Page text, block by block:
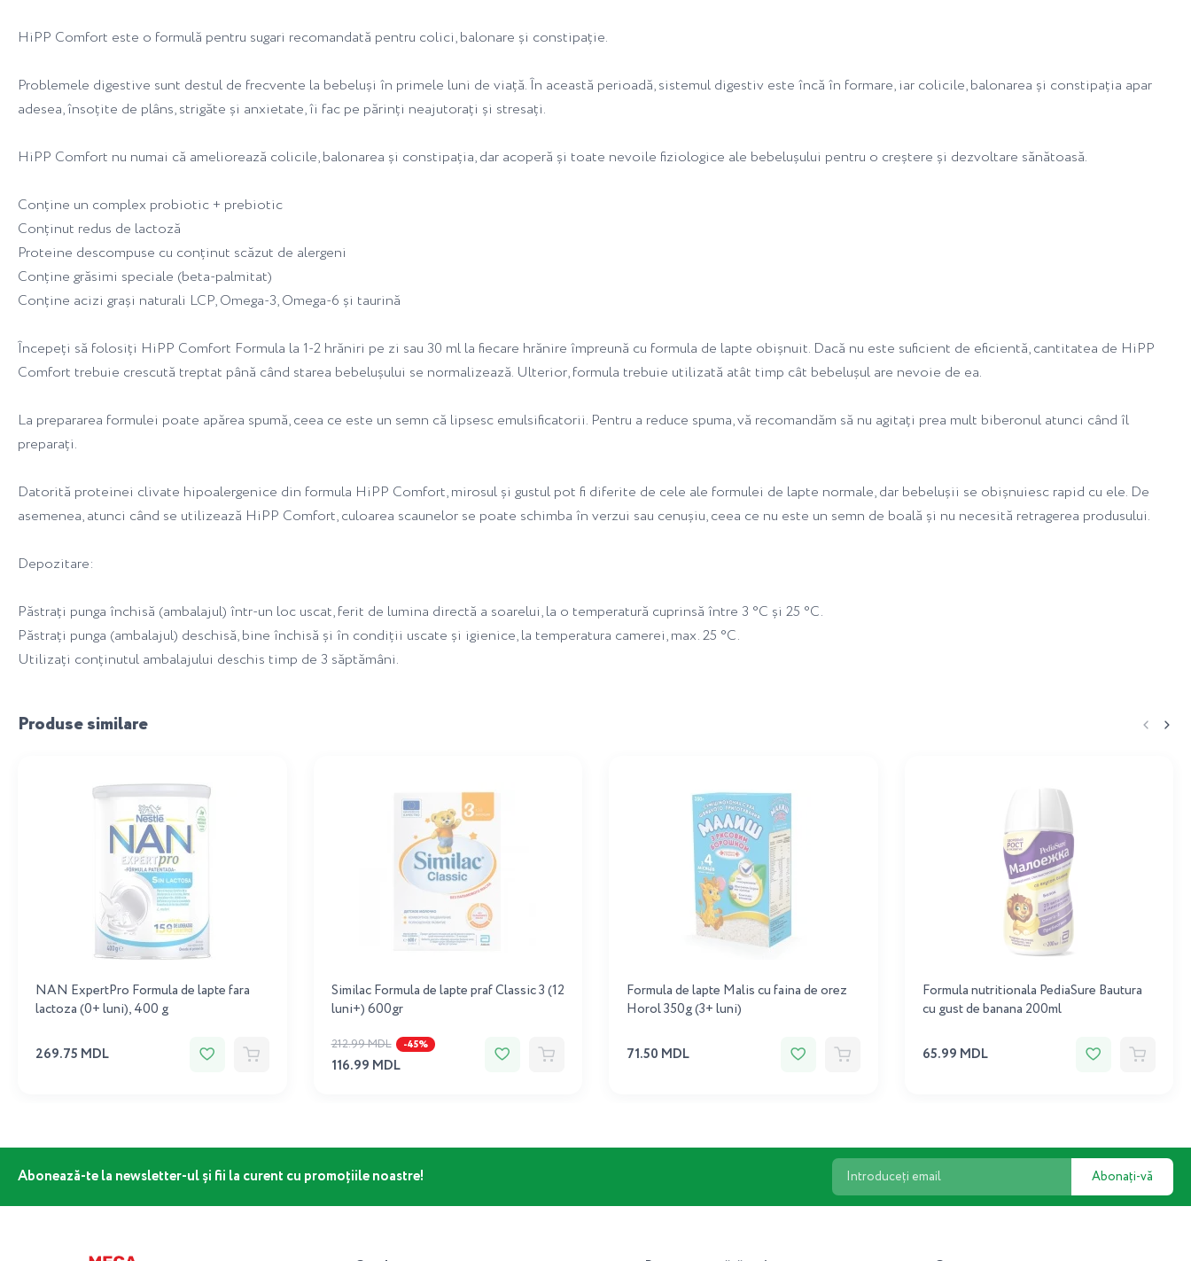
HiPP Comfort este o formulă pentru sugari recomandată pentru colici, balonare și constipație.
Problemele digestive sunt destul de frecvente la bebeluși în primele luni de viață. În această perioadă, sistemul digestiv este încă în formare, iar colicile, balonarea și constipația apar
adesea, însoțite de plâns, strigăte și anxietate, îi fac pe părinți neajutorați și stresați.
HiPP Comfort nu numai că ameliorează colicile, balonarea și constipația, dar acoperă și toate nevoile fiziologice ale bebelușului pentru o creștere și dezvoltare sănătoasă.
Conține un complex probiotic + prebiotic
Conținut redus de lactoză
Proteine descompuse cu conținut scăzut de alergeni
Conține grăsimi speciale (beta-palmitat)
Conține acizi grași naturali LCP, Omega-3, Omega-6 și taurină
Începeți să folosiți HiPP Comfort Formula la 1-2 hrăniri pe zi sau 30 ml la fiecare hrănire împreună cu formula de lapte obișnuit. Dacă nu este suficient de eficientă, cantitatea de HiPP
Comfort trebuie crescută treptat până când starea bebelușului se normalizează. Ulterior, formula trebuie utilizată atât timp cât bebelușul are nevoie de ea.
La prepararea formulei poate apărea spumă, ceea ce este un semn că lipsesc emulsificatorii. Pentru a reduce spuma, vă recomandăm să nu agitați prea mult biberonul atunci când îl
preparați.
Datorită proteinei clivate hipoalergenice din formula HiPP Comfort, mirosul și gustul pot fi diferite de cele ale formulei de lapte normale, dar bebelușii se obișnuiesc rapid cu ele. De
asemenea, atunci când se utilizează HiPP Comfort, culoarea scaunelor se poate schimba în verzui sau cenușiu, ceea ce nu este un semn de boală și nu necesită retragerea produsului.
Depozitare:
Păstrați punga închisă (ambalajul) într-un loc uscat, ferit de lumina directă a soarelui, la o temperatură cuprinsă între 3 °C și 25 °C.
Păstrați punga (ambalajul) deschisă, bine închisă și în condiții uscate și igienice, la temperatura camerei, max. 25 °C.
Utilizați conținutul ambalajului deschis timp de 3 săptămâni.
Produse similare
NAN ExpertPro Formula de lapte fara
lactoza (0+ luni), 400 g
269.75 MDL
Similac Formula de lapte praf Classic 3 (12
luni+) 600gr
212.99 MDL -45%
116.99 MDL
Formula de lapte Malis cu faina de orez
Horol 350g (3+ luni)
71.50 MDL
Formula nutritionala PediaSure Bautura
cu gust de banana 200ml
65.99 MDL
Abonează-te la newsletter-ul și fii la curent cu promoțiile noastre! Abonați-vă